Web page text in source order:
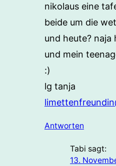
nikolaus eine
beide um die
und heute? naja
und mein
:)
lg tanja
Antworten
Tabi sagt:
13.